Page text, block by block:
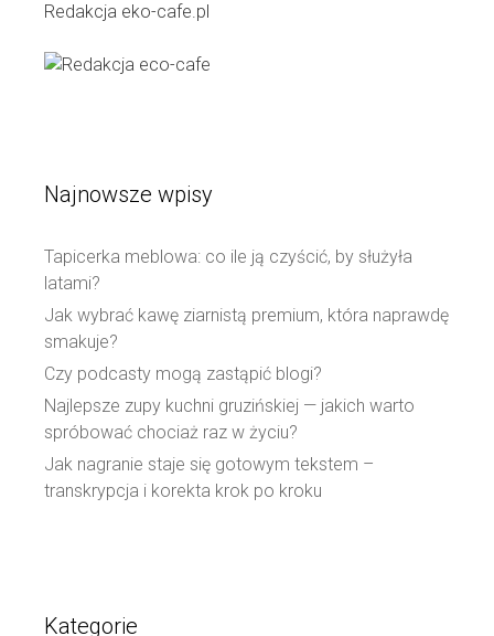
Redakcja eko-cafe.pl
Najnowsze wpisy
Tapicerka meblowa: co ile ją czyścić, by służyła
latami?
Jak wybrać kawę ziarnistą premium, która naprawdę
smakuje?
Czy podcasty mogą zastąpić blogi?
Najlepsze zupy kuchni gruzińskiej — jakich warto
spróbować chociaż raz w życiu?
Jak nagranie staje się gotowym tekstem –
transkrypcja i korekta krok po kroku
Kategorie